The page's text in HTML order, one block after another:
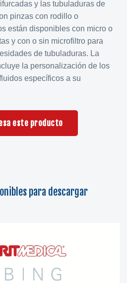
y las tubuladuras de
pinzas con rodillo o
están disponibles con micro o
y con o sin microfiltro para
de tubuladuras. La
la personalización de los
específicos a su
este producto
para descargar